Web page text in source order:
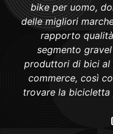
bike per uomo,
delle migliori
rapporto
segmento
produttori di bici al
commerce, così
trovare la bicicletta